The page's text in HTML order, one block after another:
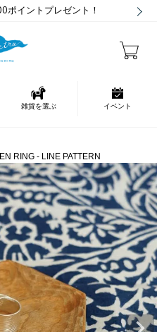
ポイントプレゼント！
雑貨を選ぶ イベント
RING - LINE PATTERN